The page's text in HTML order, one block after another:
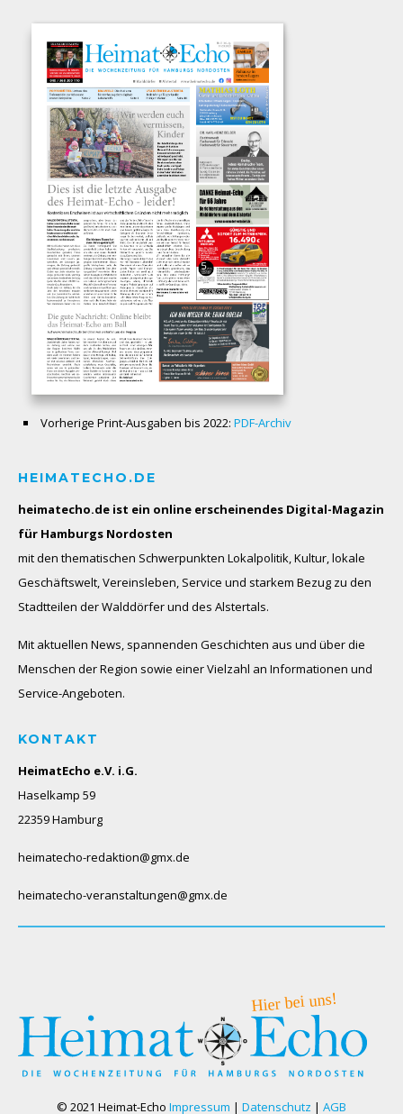
Vorherige Print-Ausgaben bis 2022: PDF-Archiv
HEIMATECHO.DE
heimatecho.de ist ein online erscheinendes Digital-Magazin
für Hamburgs Nordosten
mit den thematischen Schwerpunkten Lokalpolitik, Kultur, lokale
Geschäftswelt, Vereinsleben, Service und starkem Bezug zu den
Stadtteilen der Walddörfer und des Alstertals.
Mit aktuellen News, spannenden Geschichten aus und über die
Menschen der Region sowie einer Vielzahl an Informationen und
Service-Angeboten.
KONTAKT
HeimatEcho e.V. i.G.
Haselkamp 59
22359 Hamburg
heimatecho-redaktion@gmx.de
heimatecho-veranstaltungen@gmx.de
© 2021 Heimat-Echo Impressum | Datenschutz | AGB